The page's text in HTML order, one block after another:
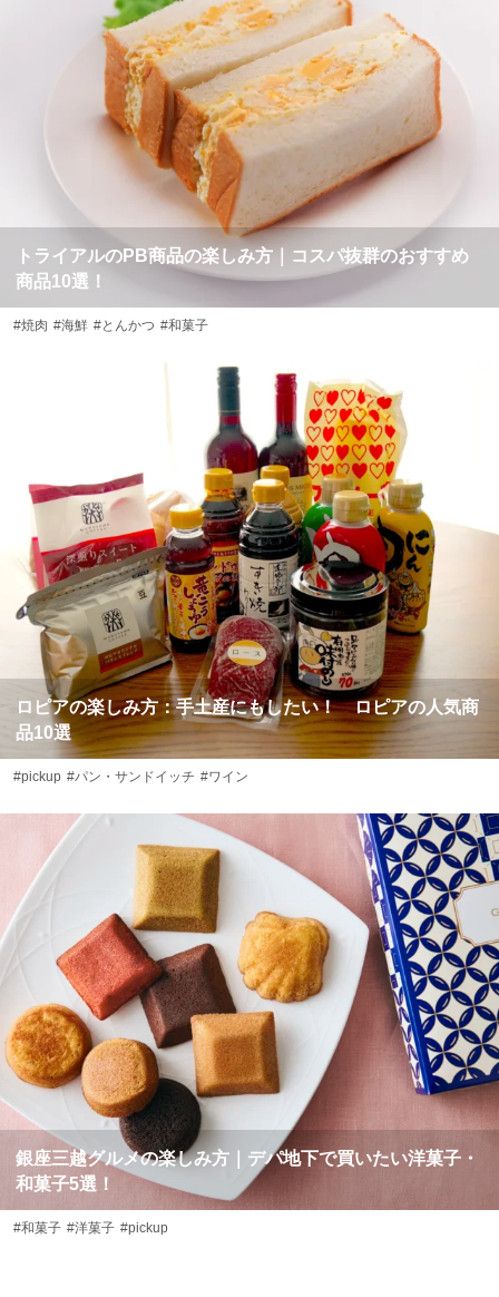
トライアルのPB商品の楽しみ方｜コスパ抜群のおすすめ
商品10選！
#焼肉 #海鮮 #とんかつ #和菓子
ロピアの楽しみ方：手土産にもしたい！ ロピアの人気商
品10選
#pickup #パン・サンドイッチ #ワイン
銀座三越グルメの楽しみ方｜デパ地下で買いたい洋菓子・
和菓子5選！
#和菓子 #洋菓子 #pickup